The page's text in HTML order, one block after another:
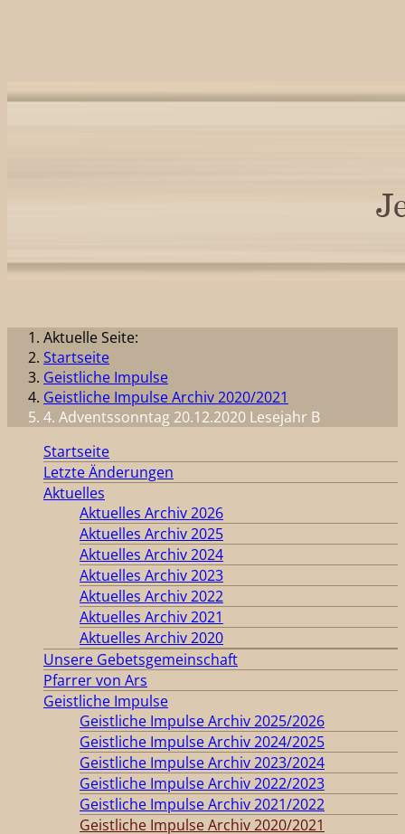
Aktuelle Seite:
Startseite
Geistliche Impulse
Geistliche Impulse Archiv 2020/2021
4. Adventssonntag 20.12.2020 Lesejahr B
Startseite
Letzte Änderungen
Aktuelles
Aktuelles Archiv 2026
Aktuelles Archiv 2025
Aktuelles Archiv 2024
Aktuelles Archiv 2023
Aktuelles Archiv 2022
Aktuelles Archiv 2021
Aktuelles Archiv 2020
Unsere Gebetsgemeinschaft
Pfarrer von Ars
Geistliche Impulse
Geistliche Impulse Archiv 2025/2026
Geistliche Impulse Archiv 2024/2025
Geistliche Impulse Archiv 2023/2024
Geistliche Impulse Archiv 2022/2023
Geistliche Impulse Archiv 2021/2022
Geistliche Impulse Archiv 2020/2021